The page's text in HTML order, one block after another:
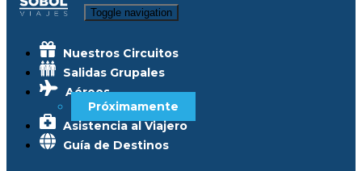
Toggle navigation
Nuestros Circuitos
Salidas Grupales
Aéreos
Próximamente
Asistencia al Viajero
Guía de Destinos